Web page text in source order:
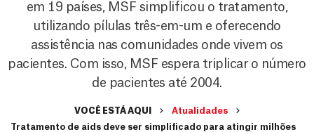
em 19 países, MSF simplificou o tratamento,
utilizando pílulas três-em-um e oferecendo
assistência nas comunidades onde vivem os
pacientes. Com isso, MSF espera triplicar o número
de pacientes até 2004.
VOCÊ ESTÁ AQUI
Atualidades
Tratamento de aids deve ser simplificado para atingir milhões